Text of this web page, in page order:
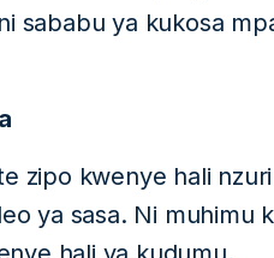
sababu ya kukosa
zipo kwenye hali
ya sasa. Ni muhimu